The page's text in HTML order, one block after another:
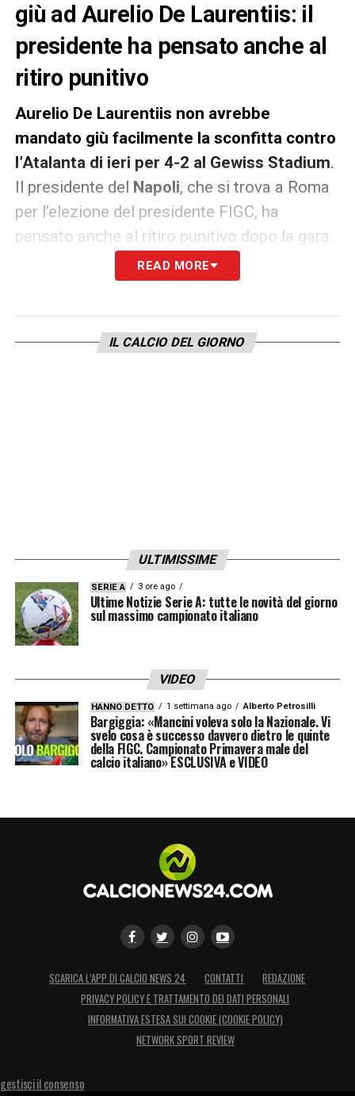
giù ad Aurelio De Laurentiis: il
presidente ha pensato anche al
ritiro punitivo
Aurelio De Laurentiis non avrebbe
mandato giù facilmente la sconfitta contro
l’Atalanta di ieri per 4-2 al Gewiss Stadium.
Il presidente del Napoli, che si trova a Roma
per l’elezione del presidente FIGC, ha
pensato anche al ritiro punitivo dopo la gara.
Secondo quanto riportato daRepubblica
assenze non rinunciando però al silenzio
READ MORE
IL CALCIO DEL GIORNO
ULTIMISSIME
SERIE A 3 ore ago
Ultime Notizie Serie A: tutte le novità del giorno
sul massimo campionato italiano
VIDEO
HANNO DETTO 1 settimana ago Alberto Petrosilli
Bargiggia: «Mancini voleva solo la Nazionale. Vi
svelo cosa è successo davvero dietro le quinte
della FIGC. Campionato Primavera male del
calcio italiano» ESCLUSIVA e VIDEO
SCARICA L’APP DI CALCIO NEWS 24 CONTATTI
REDAZIONE
PRIVACY POLICY E TRATTAMENTO DEI DATI PERSONALI
INFORMATIVA ESTESA SUI COOKIE (COOKIE POLICY)
NETWORK SPORT REVIEW
gestisci il consenso